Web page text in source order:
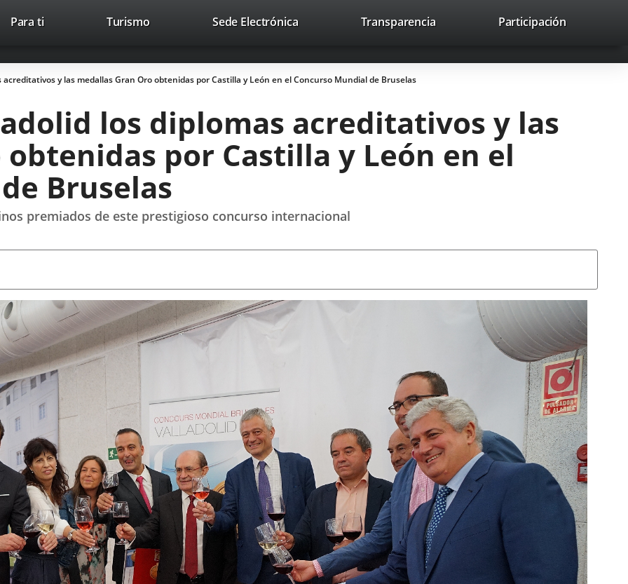
Trabaja con nosotros Contacto avaHeaderSocial
Link
external
application.
Link
external
application.
Link
external
application.
Search
Para ti TurismoThis
open
in
pop-
up
window.
Sede ElectrónicaLink
application.
Transparencia Participación
y las medallas Gran Oro obtenidas por Castilla y León en el Concurso Mundial de Bruselas
los diplomas acreditativos y las
por Castilla y León en el
Bruselas
premiados de este prestigioso concurso internacional